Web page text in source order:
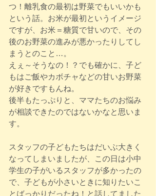
つ！離乳食の最初は野菜でもいいかも
という話。お米が最初というイメージ
ですが、お米＝糖質で甘いので、その
後のお野菜の進みが悪かったりしてし
まうとのこと…。
えぇ～そうなの！？でも確かに、子ど
もはご飯やカボチャなどの甘いお野菜
が好きですもんね。
後半もたっぷりと、ママたちのお悩み
が相談できたのではないかなと思いま
す。
スタッフの子どもたちはだいぶ大きく
なってしまいましたが、この日は小中
学生の子がいるスタッフが多かったの
で、子どもが小さいときに知りたいこ
とばっかりだったね！と話してました